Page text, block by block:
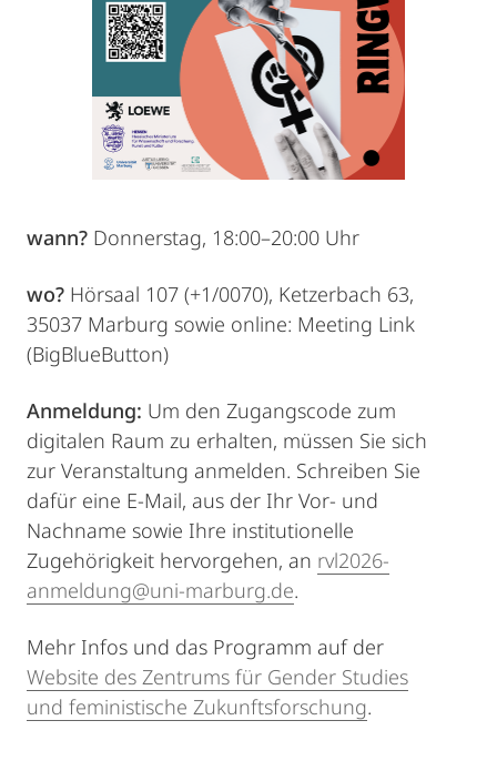
wann? Donnerstag, 18:00–20:00 Uhr
wo? Hörsaal 107 (+1/0070), Ketzerbach 63,
35037 Marburg sowie online: Meeting Link
(BigBlueButton)
Anmeldung: Um den Zugangscode zum
digitalen Raum zu erhalten, müssen Sie sich
zur Veranstaltung anmelden. Schreiben Sie
dafür eine E-Mail, aus der Ihr Vor- und
Nachname sowie Ihre institutionelle
Zugehörigkeit hervorgehen, an rvl2026-
anmeldung@uni-marburg.de.
Mehr Infos und das Programm auf der
Website des Zentrums für Gender Studies
und feministische Zukunftsforschung.